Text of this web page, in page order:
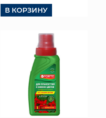
В КОРЗИНУ